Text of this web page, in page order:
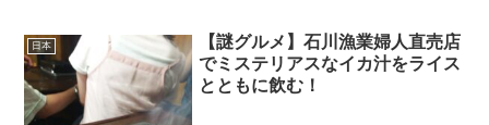
日本
【謎グルメ】石川漁業婦人直売店
でミステリアスなイカ汁をライス
とともに飲む！